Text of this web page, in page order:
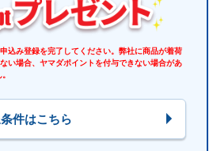
込み登録を完了してください。弊社に商品が着荷
い場合、ヤマダポイントを付与できない場合があ
件はこちら